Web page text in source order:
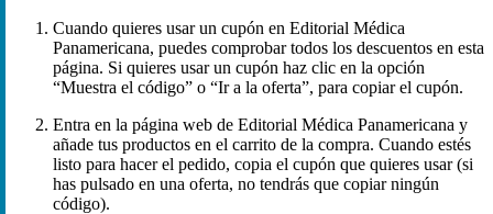
Cuando quieres usar un cupón en Editorial Médica
Panamericana, puedes comprobar todos los descuentos en esta
página. Si quieres usar un cupón haz clic en la opción
“Muestra el código” o “Ir a la oferta”, para copiar el cupón.
Entra en la página web de Editorial Médica Panamericana y
añade tus productos en el carrito de la compra. Cuando estés
listo para hacer el pedido, copia el cupón que quieres usar (si
has pulsado en una oferta, no tendrás que copiar ningún
código).